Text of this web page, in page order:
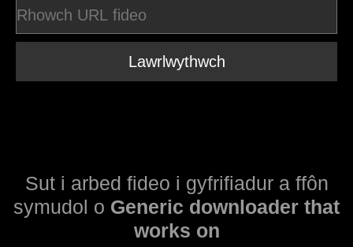
Lawrlwythwch
Sut i arbed fideo i gyfrifiadur a ffôn
symudol o Generic downloader that
works on